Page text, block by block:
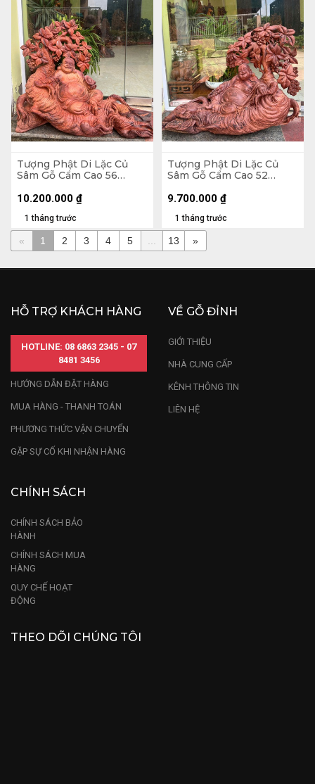
Tượng Phật Di Lặc Củ
Sâm Gỗ Cẩm Cao 56
1 tháng trước
10.200.000 ₫
Tượng Phật Di Lặc Củ
Sâm Gỗ Cẩm Cao 52
1 tháng trước
9.700.000 ₫
« 1 2 3 4 5 ... 13 »
HỖ TRỢ KHÁCH HÀNG
HOTLINE: 08 6863 2345 - 07
8481 3456
HƯỚNG DẪN ĐẶT HÀNG
MUA HÀNG - THANH TOÁN
PHƯƠNG THỨC VẬN CHUYỂN
GẶP SỰ CỐ KHI NHẬN HÀNG
VỀ GỖ ĐỈNH
GIỚI THIỆU
NHÀ CUNG CẤP
KÊNH THÔNG TIN
LIÊN HỆ
CHÍNH SÁCH
CHÍNH SÁCH BẢO
HÀNH
CHÍNH SÁCH MUA
HÀNG
QUY CHẾ HOẠT
ĐỘNG
THEO DÕI CHÚNG TÔI